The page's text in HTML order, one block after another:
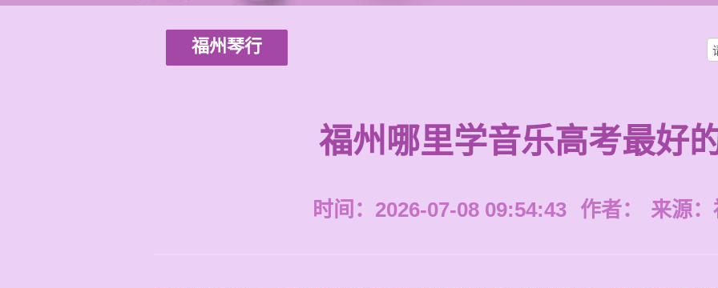
福州琴行
福州哪里学音乐高考最好
时间：2026-07-08 09:54:43 作者： 来源：